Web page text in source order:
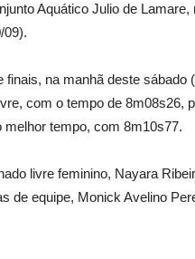
Aquático Julio de
09).
finais, na manhã deste
com o tempo de 8m08s26,
melhor tempo, com 8m10s77.
livre feminino, Nayara
de equipe, Monick Avelino